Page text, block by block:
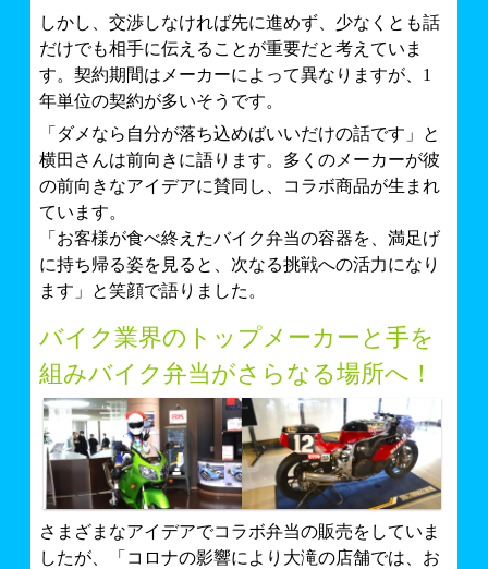
しかし、交渉しなければ先に進めず、少なくとも話
だけでも相手に伝えることが重要だと考えていま
す。契約期間はメーカーによって異なりますが、1
年単位の契約が多いそうです。
「ダメなら自分が落ち込めばいいだけの話です」と
横田さんは前向きに語ります。多くのメーカーが彼
の前向きなアイデアに賛同し、コラボ商品が生まれ
ています。
「お客様が食べ終えたバイク弁当の容器を、満足げ
に持ち帰る姿を見ると、次なる挑戦への活力になり
ます」と笑顔で語りました。
バイク業界のトップメーカーと手を
組みバイク弁当がさらなる場所へ！
さまざまなアイデアでコラボ弁当の販売をしていま
したが、「コロナの影響により大滝の店舗では、お